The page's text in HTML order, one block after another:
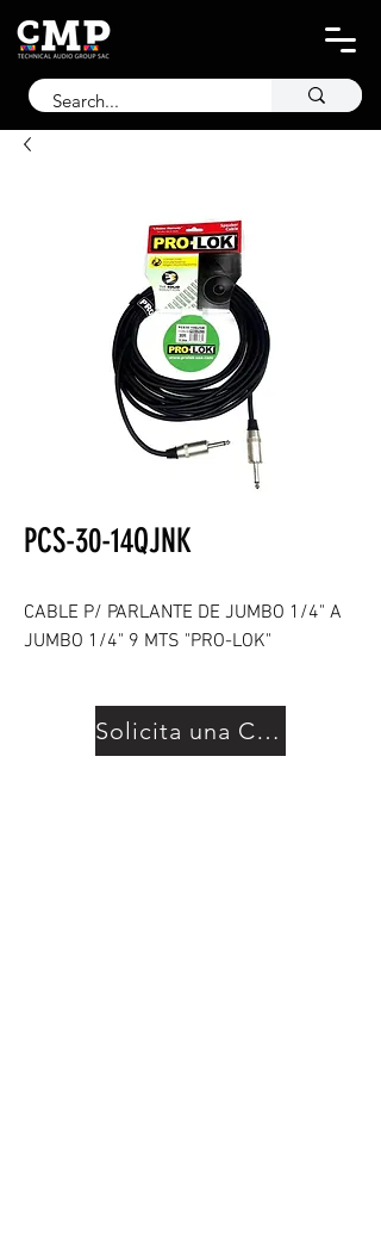
PCS-30-14QJNK
CABLE P/ PARLANTE DE JUMBO 1/4" A
JUMBO 1/4" 9 MTS "PRO-LOK"
Solicita una Cotización